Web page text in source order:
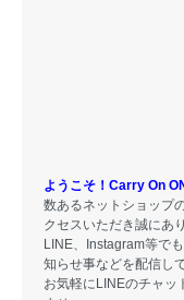
ようこそ！Carry On
数あるネットショップ
クセスいただき誠にあ
LINE、Instagram等で
知らせ事などを配信し
お気軽にLINEのチャッ